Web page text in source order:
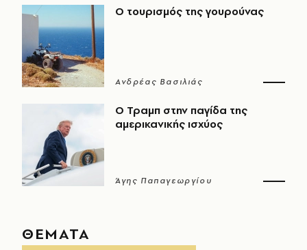
Ο τουρισμός της γουρούνας
Ανδρέας Βασιλιάς
Ο Τραμπ στην παγίδα της
αμερικανικής ισχύος
Άγης Παπαγεωργίου
ΘΕΜΑΤΑ